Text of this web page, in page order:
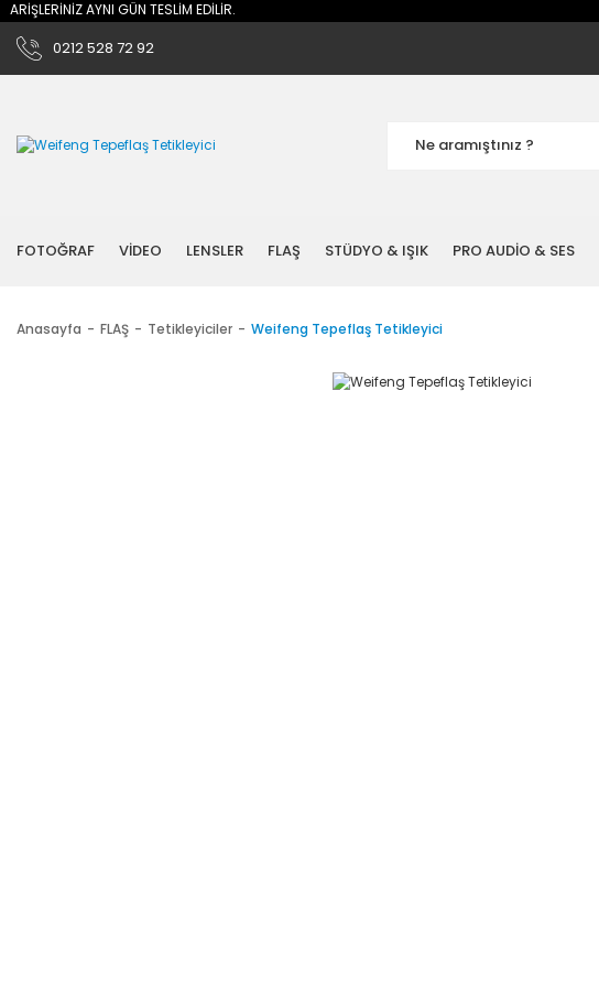
AYNI GÜN TESLİM EDİLİR.
0212 528 72 92
FOTOĞRAF VİDEO LENSLER FLAŞ STÜDYO & IŞIK PRO AUDİO & SES
Anasayfa FLAŞ Tetikleyiciler Weifeng Tepeflaş Tetikleyici